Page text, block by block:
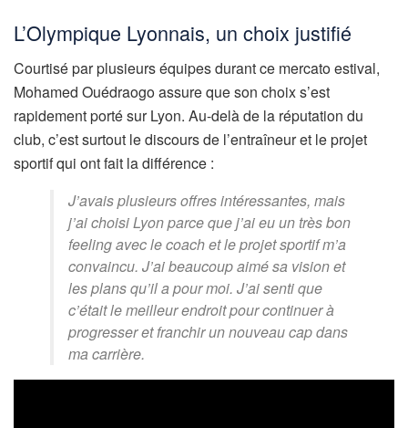
L’Olympique Lyonnais, un choix justifié
Courtisé par plusieurs équipes durant ce mercato estival,
Mohamed Ouédraogo assure que son choix s’est
rapidement porté sur Lyon. Au-delà de la réputation du
club, c’est surtout le discours de l’entraîneur et le projet
sportif qui ont fait la différence :
J’avais plusieurs offres intéressantes, mais
j’ai choisi Lyon parce que j’ai eu un très bon
feeling avec le coach et le projet sportif m’a
convaincu. J’ai beaucoup aimé sa vision et
les plans qu’il a pour moi. J’ai senti que
c’était le meilleur endroit pour continuer à
progresser et franchir un nouveau cap dans
ma carrière.